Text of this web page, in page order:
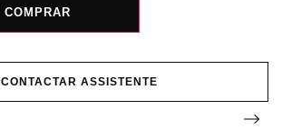
COMPRAR
CONTACTAR ASSISTENTE